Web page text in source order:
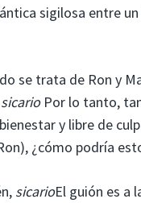
sigilosa entre
se trata de Ron y
sicario Por lo tanto,
y libre de
¿cómo podría
sicarioEl guión es a